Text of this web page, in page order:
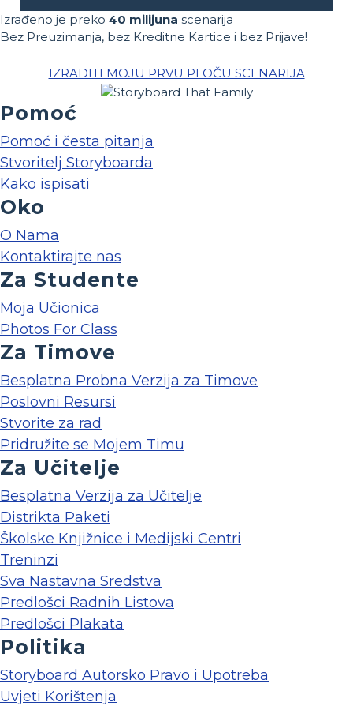
Izrađeno je preko 40 milijuna scenarija
Bez Preuzimanja, bez Kreditne Kartice i bez Prijave!
IZRADITI MOJU PRVU PLOČU SCENARIJA
Pomoć
Pomoć i česta pitanja
Stvoritelj Storyboarda
Kako ispisati
Oko
O Nama
Kontaktirajte nas
Za Studente
Moja Učionica
Photos For Class
Za Timove
Besplatna Probna Verzija za Timove
Poslovni Resursi
Stvorite za rad
Pridružite se Mojem Timu
Za Učitelje
Besplatna Verzija za Učitelje
Distrikta Paketi
Školske Knjižnice i Medijski Centri
Treninzi
Sva Nastavna Sredstva
Predlošci Radnih Listova
Predlošci Plakata
Politika
Storyboard Autorsko Pravo i Upotreba
Uvjeti Korištenja